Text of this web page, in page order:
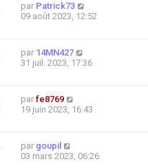
par Patrick73
09 août 2023, 12:52
par 14MN427
31 juil. 2023, 17:36
parfe8769
19 juin 2023, 16:43
par goupil
03 mars 2023, 06:26